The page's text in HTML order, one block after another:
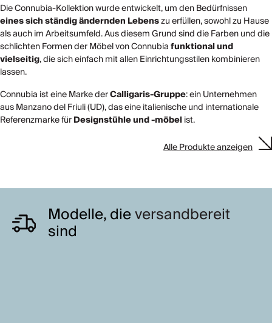
Die Connubia-Kollektion wurde entwickelt, um den Bedürfnissen
eines sich ständig ändernden Lebenszu erfüllen, sowohl zu Hause
als auch im Arbeitsumfeld. Aus diesem Grund sind die Farben und die
schlichten Formen der Möbel von Connubiafunktional und
vielseitig, die sich einfach mit allen Einrichtungsstilen kombinieren
lassen.
Connubia ist eine Marke derCalligaris-Gruppe: ein Unternehmen
aus Manzano del Friuli (UD), das eine italienische und internationale
Referenzmarke fürDesignstühle und -möbelist.
Alle Produkte anzeigen
Modelle, dieversandbereit
sind